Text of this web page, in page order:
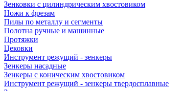
Зенковки с цилиндрическим хвостовиком
Ножи к фрезам
Пилы по металлу и сегменты
Полотна ручные и машинные
Протяжки
Цековки
Инструмент режущий - зенкеры
Зенкеры насадные
Зенкеры с коническим хвостовиком
Инструмент режущий - зенкеры твердосплавные